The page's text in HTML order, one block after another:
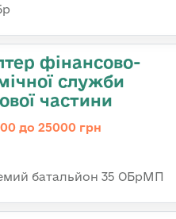
фінансово-
служби
частини
до 25000 грн
батальйон 35 ОБрМП